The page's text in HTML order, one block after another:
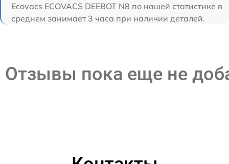
Ecovacs ECOVACS DEEBOT N8 по нашей статистике в
среднем занимает 3 часа при наличии деталей.
Отзывы пока еще не